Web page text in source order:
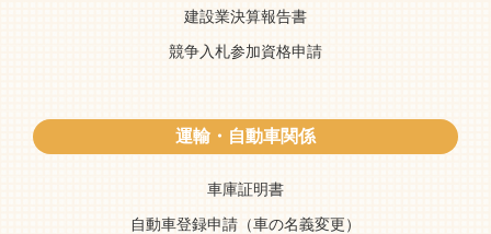
建設業決算報告書
競争入札参加資格申請
運輸・自動車関係
車庫証明書
自動車登録申請（車の名義変更）